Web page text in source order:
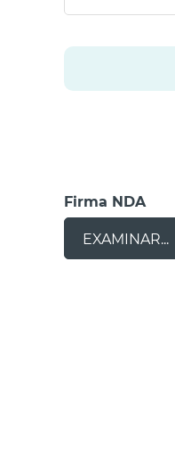
Firma NDA